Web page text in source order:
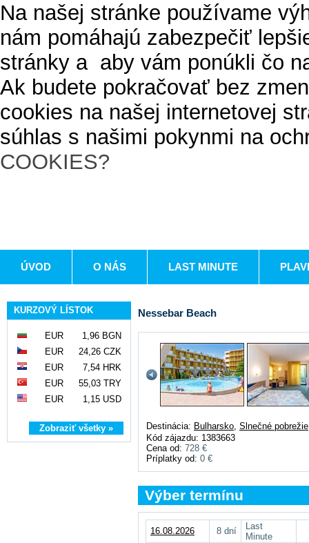
Na našej stránke používame
nám pomáhajú zabezpečiť
stránky a aby vám ponúkli čo
Ak budete pokračovať bez
cookies na našej internetovej
súhlas s našimi pokynmi na
COOKIES?
ÚVOD O NÁS LAST MINUTE
KURZOVÝ LÍSTOK
EUR
1,96 BGN
EUR
24,26 CZK
EUR
7,54 HRK
EUR
55,03 TRY
EUR
1,15 USD
Zobraziť všetky »
Nessebar Beach
Destinácia: Bulharsko, Slnečné pobrežie
Kód zájazdu: 1383663
Cena od: 728 €
Príplatky od: 0 €
Výber termínu
16.08.2026 8 dní
Last
Minute